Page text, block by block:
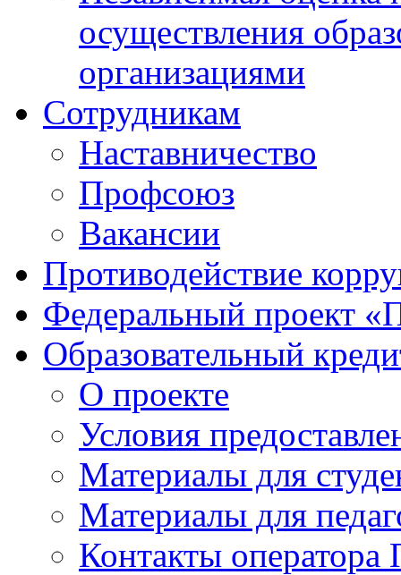
осуществления
организациями
Сотрудникам
Наставничество
Профсоюз
Вакансии
Противодействие
Федеральный проект
Образовательный
О проекте
Условия
Материалы для
Материалы для
Контакты оператора